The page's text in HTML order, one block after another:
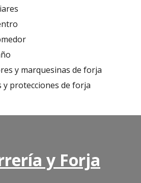
y marquesinas de forja
y protecciones de forja
y Forja